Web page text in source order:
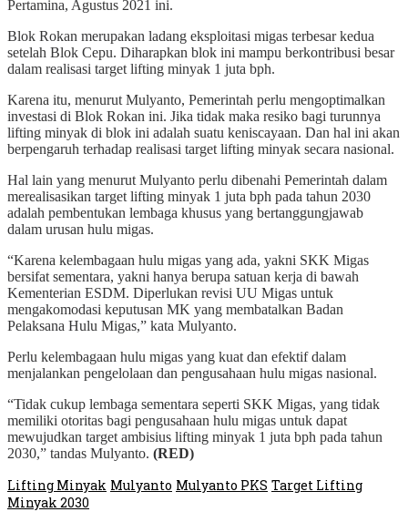
Pertamina, Agustus 2021 ini.
Blok Rokan merupakan ladang eksploitasi migas terbesar kedua
setelah Blok Cepu. Diharapkan blok ini mampu berkontribusi besar
dalam realisasi target lifting minyak 1 juta bph.
Karena itu, menurut Mulyanto, Pemerintah perlu mengoptimalkan
investasi di Blok Rokan ini. Jika tidak maka resiko bagi turunnya
lifting minyak di blok ini adalah suatu keniscayaan. Dan hal ini akan
berpengaruh terhadap realisasi target lifting minyak secara nasional.
Hal lain yang menurut Mulyanto perlu dibenahi Pemerintah dalam
merealisasikan target lifting minyak 1 juta bph pada tahun 2030
adalah pembentukan lembaga khusus yang bertanggungjawab
dalam urusan hulu migas.
“Karena kelembagaan hulu migas yang ada, yakni SKK Migas
bersifat sementara, yakni hanya berupa satuan kerja di bawah
Kementerian ESDM. Diperlukan revisi UU Migas untuk
mengakomodasi keputusan MK yang membatalkan Badan
Pelaksana Hulu Migas,” kata Mulyanto.
Perlu kelembagaan hulu migas yang kuat dan efektif dalam
menjalankan pengelolaan dan pengusahaan hulu migas nasional.
“Tidak cukup lembaga sementara seperti SKK Migas, yang tidak
memiliki otoritas bagi pengusahaan hulu migas untuk dapat
mewujudkan target ambisius lifting minyak 1 juta bph pada tahun
2030,” tandas Mulyanto. (RED)
Lifting Minyak Mulyanto Mulyanto PKS Target Lifting
Minyak 2030